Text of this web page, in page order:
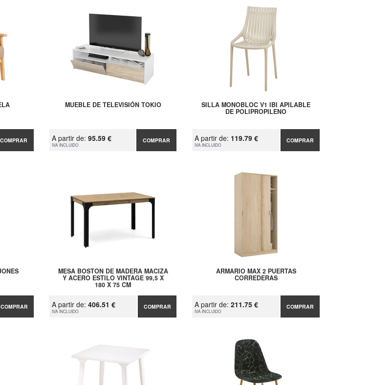
COMPRAR
MUEBLE DE TELEVISIÓN TOKIO
A partir de: 95.59 €
IVA INCLUIDO
COMPRAR
SILLA MONOBLOC V1 IBI APILABLE
DE POLIPROPILENO
A partir de: 119.79 €
IVA INCLUIDO
COMPRAR
COMPRAR
MESA BOSTON DE MADERA MACIZA
Y ACERO ESTILO VINTAGE 99,5 X
180 X 75 CM
A partir de: 406.51 €
IVA INCLUIDO
COMPRAR
ARMARIO MAX 2 PUERTAS
CORREDERAS
A partir de:211.75 €
IVA INCLUIDO
COMPRAR